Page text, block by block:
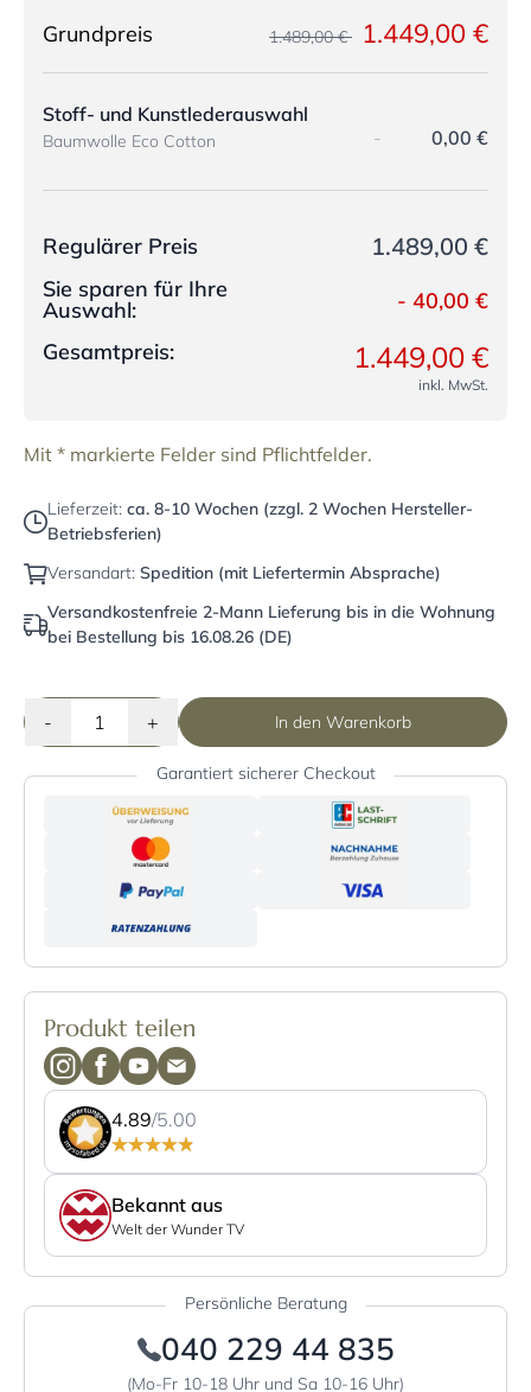
Grundpreis
1.489,00 € 1.449,00 €
Stoff- und Kunstlederauswahl
Baumwolle Eco Cotton - 0,00 €
Regulärer Preis 1.489,00 €
Sie sparen für Ihre
Auswahl: - 40,00 €
Gesamtpreis:
1.449,00 €
inkl. MwSt.
Mit * markierte Felder sind Pflichtfelder.
Lieferzeit: ca. 8-10 Wochen (zzgl. 2 Wochen Hersteller-
Betriebsferien)
Versandart: Spedition (mit Liefertermin Absprache)
Versandkostenfreie 2-Mann Lieferung bis in die Wohnung
bei Bestellung bis 16.08.26 (DE)
- + In den Warenkorb
Garantiert sicherer Checkout
Produkt teilen
4.89/5.00
Bekannt aus
Welt der Wunder TV
Persönliche Beratung
040 229 44 835
(Mo-Fr 10-18 Uhr und Sa 10-16 Uhr)